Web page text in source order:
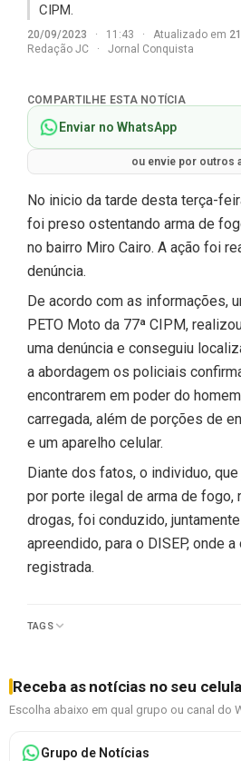
CIPM.
20/09/2023 · 11:43 · Atualizado em
Redação JC
· Jornal Conquista
COMPARTILHE ESTA NOTÍCIA
Enviar no WhatsApp
ou envie por outros
No inicio da tarde desta terça-
foi preso ostentando arma de
no bairro Miro Cairo. A ação foi
denúncia.
De acordo com as informações,
PETO Moto da 77ª CIPM,
uma denúncia e conseguiu
a abordagem os policiais
encontrarem em poder do
carregada, além de porções de
e um aparelho celular.
Diante dos fatos, o individuo,
por porte ilegal de arma de fogo,
drogas, foi conduzido,
apreendido, para o DISEP, onde
registrada.
TAGS
Receba as notícias no seu
Escolha abaixo em qual grupo ou canal do
Grupo de Notícias